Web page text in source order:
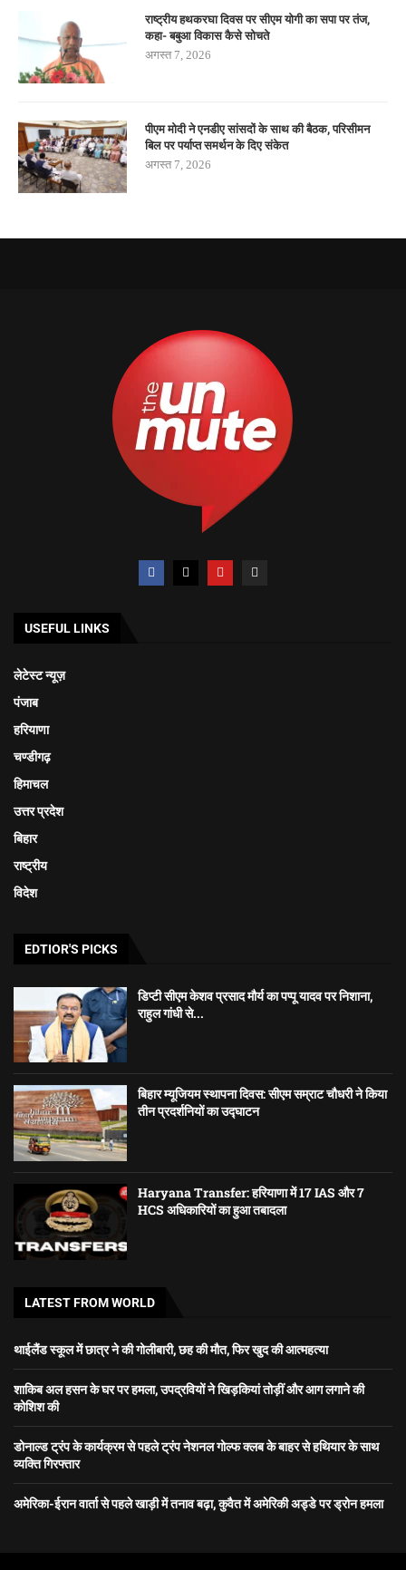
राष्ट्रीय हथकरघा दिवस पर सीएम योगी का सपा पर तंज,
कहा- बबुआ विकास कैसे सोचते
अगस्त 7, 2026
पीएम मोदी ने एनडीए सांसदों के साथ की बैठक, परिसीमन
बिल पर पर्याप्त समर्थन के दिए संकेत
अगस्त 7, 2026
USEFUL LINKS
लेटेस्ट न्यूज़
पंजाब
हरियाणा
चण्डीगढ़
हिमाचल
उत्तर प्रदेश
बिहार
राष्ट्रीय
विदेश
EDTIOR'S PICKS
डिप्टी सीएम केशव प्रसाद मौर्य का पप्पू यादव पर निशाना,
राहुल गांधी से...
बिहार म्यूजियम स्थापना दिवस: सीएम सम्राट चौधरी ने किया
तीन प्रदर्शनियों का उद्घाटन
Haryana Transfer: हरियाणा में 17 IAS और 7
HCS अधिकारियों का हुआ तबादला
LATEST FROM WORLD
थाईलैंड स्कूल में छात्र ने की गोलीबारी, छह की मौत, फिर खुद की आत्महत्या
शाकिब अल हसन के घर पर हमला, उपद्रवियों ने खिड़कियां तोड़ीं और आग लगाने की
कोशिश की
डोनाल्ड ट्रंप के कार्यक्रम से पहले ट्रंप नेशनल गोल्फ क्लब के बाहर से हथियार के साथ
व्यक्ति गिरफ्तार
अमेरिका-ईरान वार्ता से पहले खाड़ी में तनाव बढ़ा, कुवैत में अमेरिकी अड्डे पर ड्रोन हमला